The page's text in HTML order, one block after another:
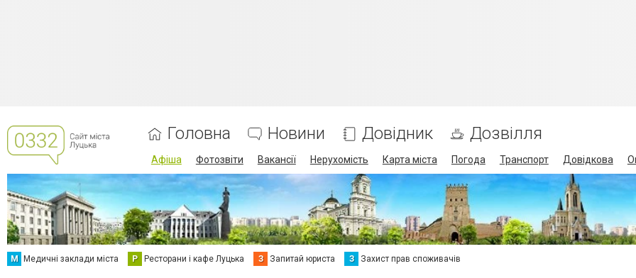
Головна Новини Довідник Дозвілля
Афіша Фотозвіти Вакансії Нерухомість Карта міста Погода Транспорт Довідкова
М Медичні заклади міста Р Ресторани і кафе Луцька З Запитай юриста З Захист прав споживачів